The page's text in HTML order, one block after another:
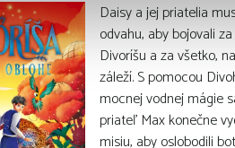
Daisy a jej priatelia
odvahu, aby bojovali
Divoríšu a za všetko,
záleží. S pomocou
mocnej vodnej mágie
priateľ Max konečne
misiu, aby oslobodili